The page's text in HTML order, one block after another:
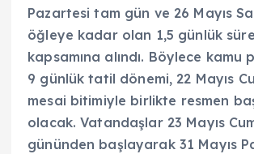
Pazartesi tam gün ve 26 Mayıs
öğleye kadar olan 1,5 günlük
kapsamına alındı. Böylece kamu
9 günlük tatil dönemi, 22 Mayıs
mesai bitimiyle birlikte resmen
olacak. Vatandaşlar 23 Mayıs
gününden başlayarak 31 Mayıs